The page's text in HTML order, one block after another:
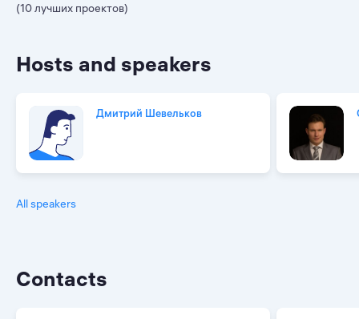
(10 лучших проектов)
Hosts and speakers
Дмитрий Шевельков
All speakers
Contacts